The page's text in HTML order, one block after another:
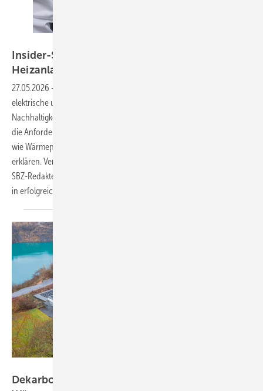
Insider-Strategien für den Verkauf komplexer
Heizanlagen
27.05.2026 -
elektrische und wassergeführte Systeme steigern Effizienz und
Nachhaltigkeit. Doch mit der technischen Komplexität wachsen auch
die Anforderungen, dem Endkunden investitionsintensive Lösungen,
wie Wärmepumpen mit PV, Solarthermie und Speichertechnik, zu
erklären. Vertriebsprofi Wendelin Heinzelmann bei Ritter Energie gibt
SBZ-Redakteurin Katrin Drogatz-Krämer wertvolle Einblicke
in erfolgreiche Strategien der
Dekarbonisierung mit effizienter